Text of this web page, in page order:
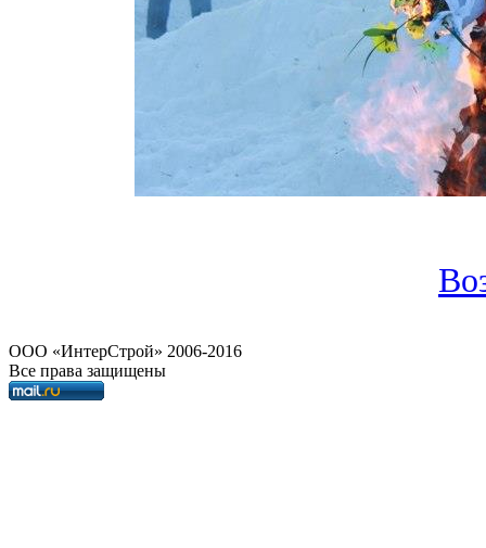
OOO «ИнтерСтрой» 2006-2016
Все права защищены